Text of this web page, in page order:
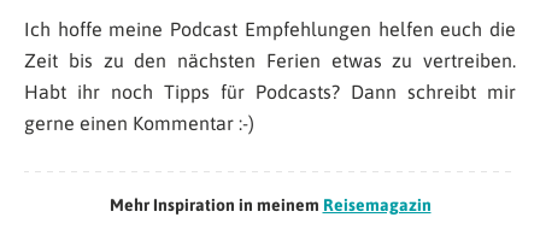
Ich hoffe meine Podcast Empfehlungen helfen euch die
Zeit bis zu den nächsten Ferien etwas zu vertreiben.
Habt ihr noch Tipps für Podcasts? Dann schreibt mir
gerne einen Kommentar :-)
Mehr Inspiration in meinem Reisemagazin